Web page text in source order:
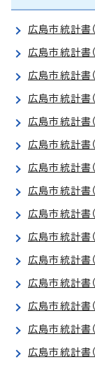
広島市統計
広島市統計
広島市統計
広島市統計
広島市統計
広島市統計
広島市統計
広島市統計
広島市統計
広島市統計書
広島市統計
広島市統計
広島市統計
広島市統計
広島市統計